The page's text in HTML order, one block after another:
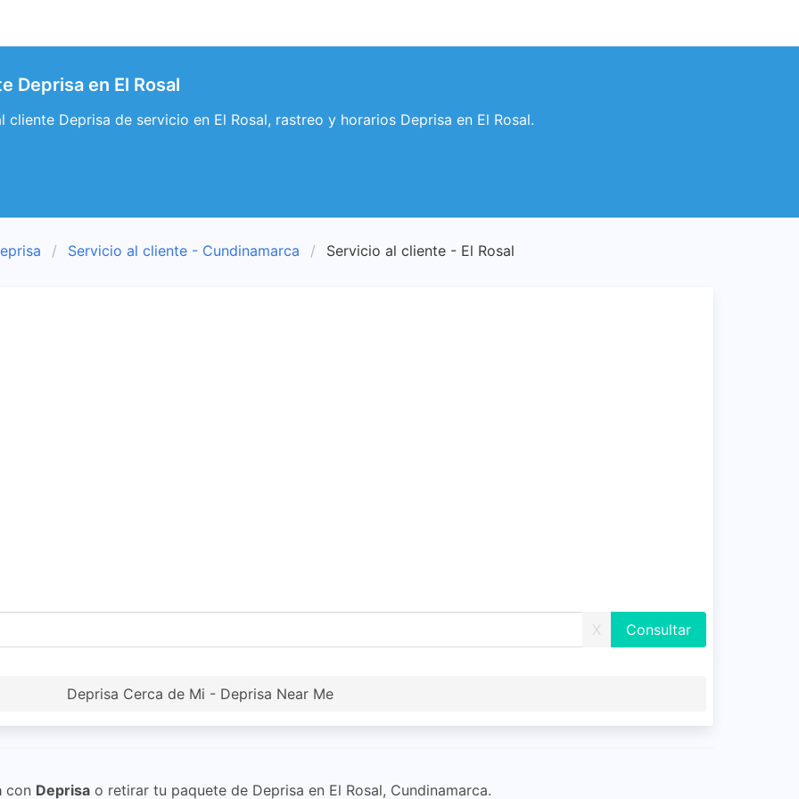
Deprisa en El Rosal
cliente Deprisa de servicio en El Rosal, rastreo y horarios Deprisa en El Rosal.
Servicio al cliente - Cundinamarca Servicio al cliente - El Rosal
X
Deprisa Cerca de Mi - Deprisa Near Me
con Deprisa o retirar tu paquete de Deprisa en El Rosal, Cundinamarca.